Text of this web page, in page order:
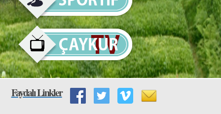
Faydalı Linkler